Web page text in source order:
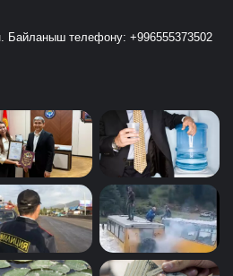
Байланыш телефону: +996555373502